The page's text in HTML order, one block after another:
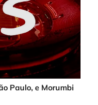
Paulo, e Morumbi